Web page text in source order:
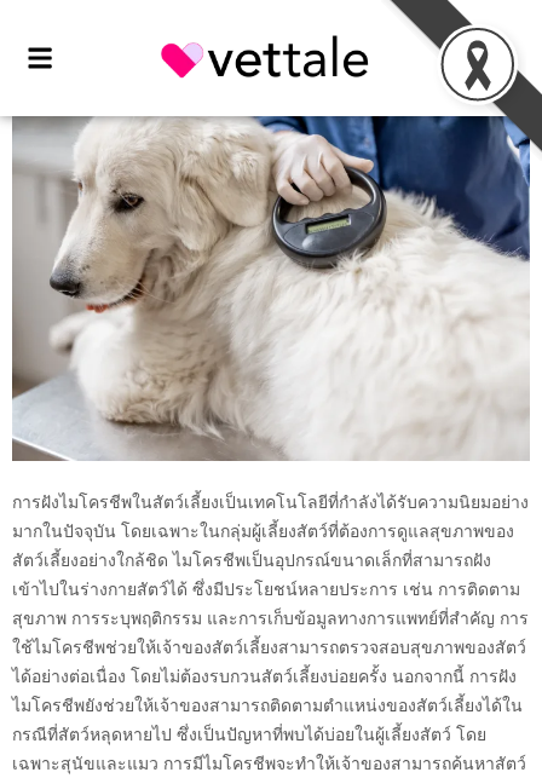
การฝังไมโครชีพในสัตว์เลี้ยงเป็นเทคโนโลยีที่กำลังได้รับความนิยมอย่าง
มากในปัจจุบัน โดยเฉพาะในกลุ่มผู้เลี้ยงสัตว์ที่ต้องการดูแลสุขภาพของ
สัตว์เลี้ยงอย่างใกล้ชิด ไมโครชีพเป็นอุปกรณ์ขนาดเล็กที่สามารถฝัง
เข้าไปในร่างกายสัตว์ได้ ซึ่งมีประโยชน์หลายประการ เช่น การติดตาม
สุขภาพ การระบุพฤติกรรม และการเก็บข้อมูลทางการแพทย์ที่สำคัญ การ
ใช้ไมโครชีพช่วยให้เจ้าของสัตว์เลี้ยงสามารถตรวจสอบสุขภาพของสัตว์
ได้อย่างต่อเนื่อง โดยไม่ต้องรบกวนสัตว์เลี้ยงบ่อยครั้ง นอกจากนี้ การฝัง
ไมโครชีพยังช่วยให้เจ้าของสามารถติดตามตำแหน่งของสัตว์เลี้ยงได้ใน
กรณีที่สัตว์หลุดหายไป ซึ่งเป็นปัญหาที่พบได้บ่อยในผู้เลี้ยงสัตว์ โดย
เฉพาะสุนัขและแมว การมีไมโครชีพจะทำให้เจ้าของสามารถค้นหาสัตว์